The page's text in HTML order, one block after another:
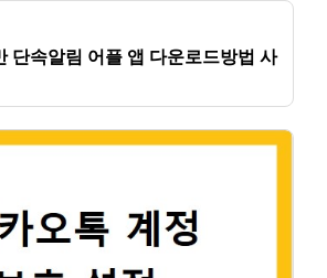
단속알림 어플 앱 다운로드방법 사